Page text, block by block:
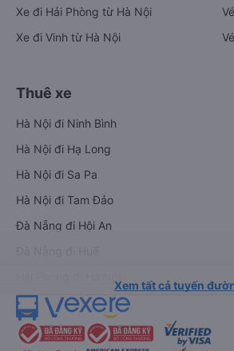
Xe đi Hải Phòng từ Hà Nội
Xe đi Vinh từ Hà Nội
Thuê xe
Hà Nội đi Ninh Bình
Hà Nội đi Hạ Long
Hà Nội đi Sa Pa
Hà Nội đi Tam Đảo
Đà Nẵng đi Hội An
Xem tất cả tuyến